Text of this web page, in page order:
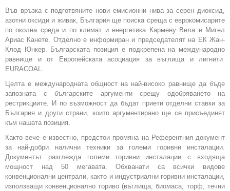
Във връзка с подготвяните нови емисионни нива за серен диоксид,
азотни оксиди и живак, България ще поиска среща с еврокомисарите
по околна среда и по климат и енергетика Кармену Вела и Мигел
Ариас Канете. Отделно е информиран и председателят на ЕК Жан-
Клод Юнкер. Българската позиция е подкрепена на международно
равнище и от Европейската асоциация за въглища и лигнити
EURACOAL.
Целта е международната общност на най-високо равнище да бъде
запозната с българските аргументи срещу одобряването на
рестрикциите. И по възможност да бъдат приети отделни ставки за
България и други страни, които аргументирано ще се присъединят
към нашата позиция.
Както вече е известно, предстои промяна на Референтния документ
за най-добри налични техники за големи горивни инсталации.
Документът разглежда големи горивни инсталации с входяща
мощност над 50 мегавата. Обхванати са всички видове
конвенционални централи, както и индустриални горивни инсталации,
използващи конвенционално гориво (въглища, биомаса, торф, течни